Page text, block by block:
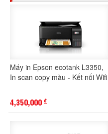
Máy in Epson ecotank L3350,
In scan copy màu - Kết nối Wifi
4,350,000 đ